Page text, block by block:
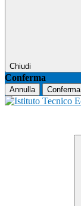
Chiudi
Conferma
Annulla Conferma